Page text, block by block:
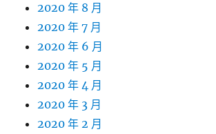
2020 年 8 月
2020 年 7 月
2020 年 6 月
2020 年 5 月
2020 年 4 月
2020 年 3 月
2020 年 2 月